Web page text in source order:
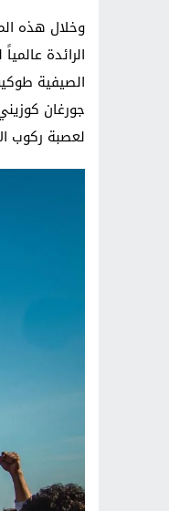
وخلال هذه
الرائدة
لعصبة ركوب الأمواج العالمية